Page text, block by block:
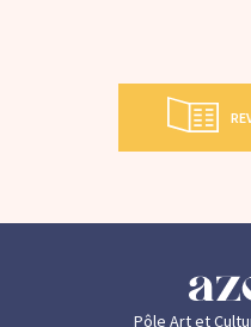
Pôle Art et